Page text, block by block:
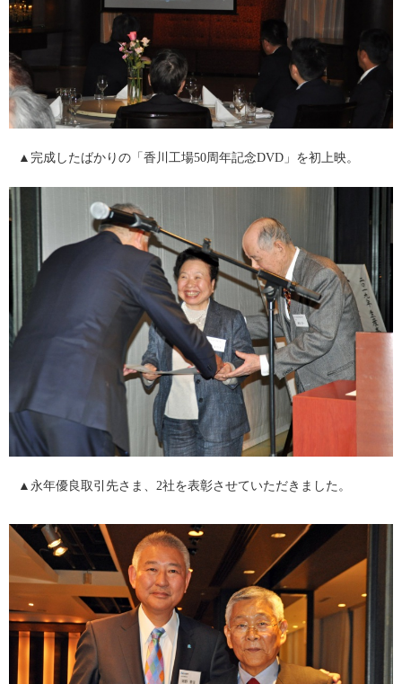
▲完成したばかりの「香川工場50周年記念DVD」を初上映。
▲永年優良取引先さま、2社を表彰させていただきました。